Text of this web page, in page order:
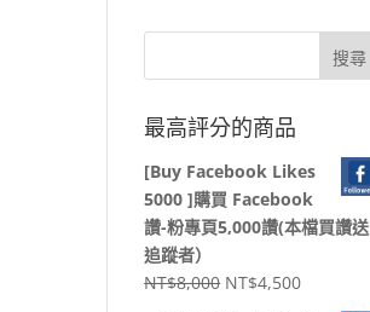
最高評分的商品
[Buy Facebook Likes
5000 ]購買 Facebook
讚-粉專頁5,000讚(本檔買讚送
追蹤者）
NT$8,000 原
NT$4,500目